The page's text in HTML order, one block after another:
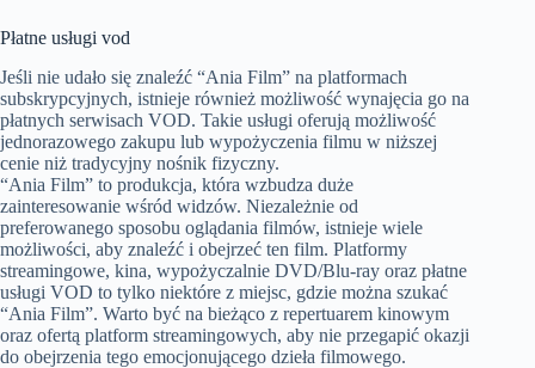
Płatne usługi vod
Jeśli nie udało się znaleźć “Ania Film” na platformach
subskrypcyjnych, istnieje również możliwość wynajęcia go na
płatnych serwisach VOD. Takie usługi oferują możliwość
jednorazowego zakupu lub wypożyczenia filmu w niższej
cenie niż tradycyjny nośnik fizyczny.
“Ania Film” to produkcja, która wzbudza duże
zainteresowanie wśród widzów. Niezależnie od
preferowanego sposobu oglądania filmów, istnieje wiele
możliwości, aby znaleźć i obejrzeć ten film. Platformy
streamingowe, kina, wypożyczalnie DVD/Blu-ray oraz płatne
usługi VOD to tylko niektóre z miejsc, gdzie można szukać
“Ania Film”. Warto być na bieżąco z repertuarem kinowym
oraz ofertą platform streamingowych, aby nie przegapić okazji
do obejrzenia tego emocjonującego dzieła filmowego.